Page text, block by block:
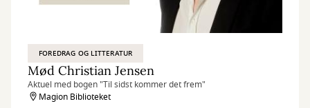
FOREDRAG OG LITTERATUR
Mød Christian Jensen
Aktuel med bogen "Til sidst kommer det frem"
Magion Biblioteket